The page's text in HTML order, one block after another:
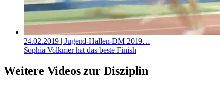
24.02.2019 | Jugend-Hallen-DM 2019…
Sophia Volkmer hat das beste Finish
Weitere Videos zur Disziplin